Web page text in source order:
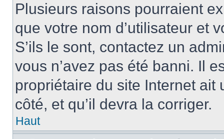
Plusieurs raisons pourraient
que votre nom d’utilisateur et
S’ils le sont, contactez un
vous n’avez pas été banni. Il
propriétaire du site Internet
côté, et qu’il devra la corriger.
Haut